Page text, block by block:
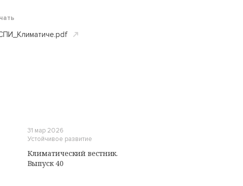
31 мар 2026
Устойчивое развитие
Климатический вестник.
Выпуск 40